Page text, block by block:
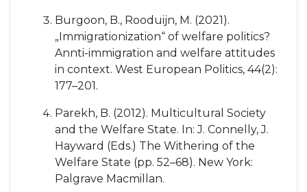
Burgoon, B., Rooduijn, M. (2021).
„Immigrationization“ of welfare politics?
Annti-immigration and welfare attitudes
in context. West European Politics, 44(2):
177–201.
Parekh, B. (2012). Multicultural Society
and the Welfare State. In: J. Connelly, J.
Hayward (Eds.) The Withering of the
Welfare State (pp. 52–68). New York:
Palgrave Macmillan.